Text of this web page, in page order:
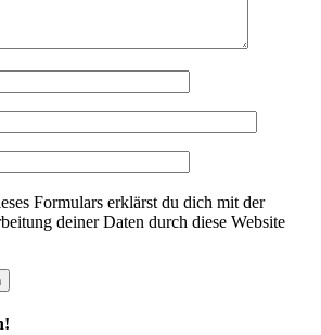
Formulars erklärst du dich mit der
deiner Daten durch diese Website